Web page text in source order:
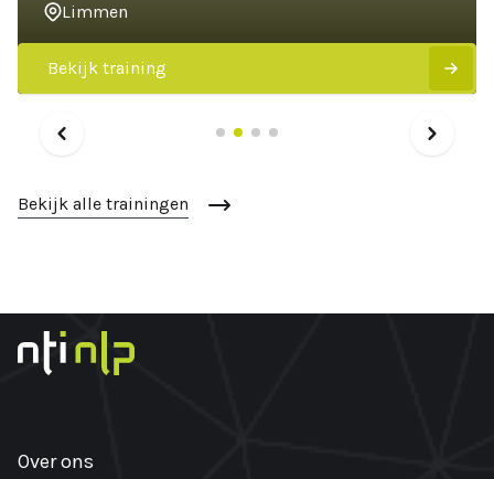
Limmen
Bekijk training
Bekijk alle trainingen
Over ons